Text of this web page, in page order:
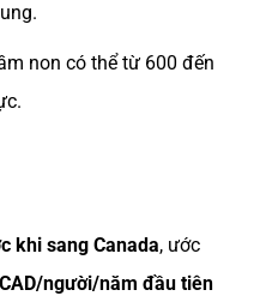
non có thể từ 600 đến
khi sang Canada, ước
người/năm đầu tiên